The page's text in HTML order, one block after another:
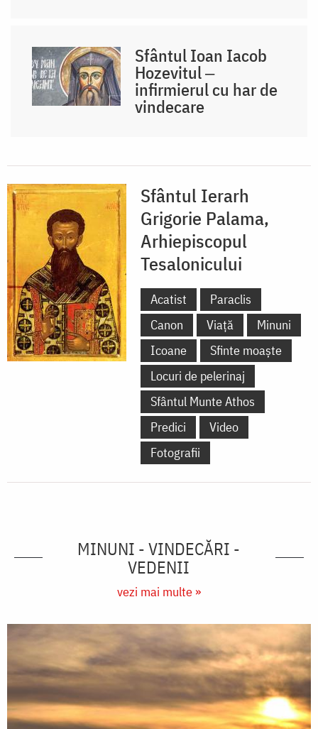
Sfântul Ioan Iacob
Hozevitul ‒
infirmierul cu har de
vindecare
Sfântul Ierarh
Grigorie Palama,
Arhiepiscopul
Tesalonicului
Acatist
Paraclis
Canon
Viață
Minuni
Icoane
Sfinte moaște
Locuri de pelerinaj
Sfântul Munte Athos
Predici
Video
Fotografii
MINUNI - VINDECĂRI -
VEDENII
vezi mai multe »